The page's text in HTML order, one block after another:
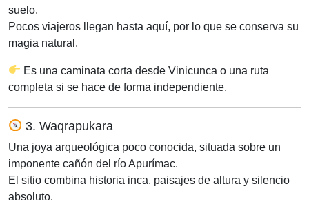
suelo.
Pocos viajeros llegan hasta aquí, por lo que se conserva su
magia natural.
Es una caminata corta desde Vinicunca o una ruta
completa si se hace de forma independiente.
3. Waqrapukara
Una joya arqueológica poco conocida, situada sobre un
imponente cañón del río Apurímac.
El sitio combina historia inca, paisajes de altura y silencio
absoluto.